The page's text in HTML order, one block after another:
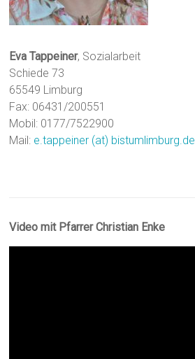
Eva Tappeiner, Sozialarbeit
Schiede 73
65549 Limburg
Fax: 06431/200551
Mobil: 0177/7522900
Mail: e.tappeiner (at) bistumlimburg.de
Video mit Pfarrer Christian Enke